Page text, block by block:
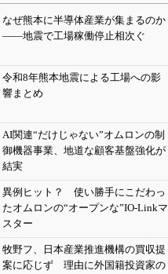
なぜ熊本に半導体産業が集まるのか
――地震で工場稼働停止相次ぐ
令和8年熊本地震による工場への影
響まとめ
AI関連“だけじゃない”オムロンの制
御機器事業、地道な顧客基盤強化が
結実
異例ヒット？ 使い勝手にこだわっ
たオムロンの“オープンな”IO-Linkマ
スター
牧野フ、日本産業推進機構の買収提
案に応じず 理由に外国籍投資家の